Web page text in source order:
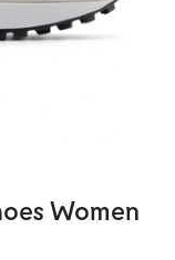
Women